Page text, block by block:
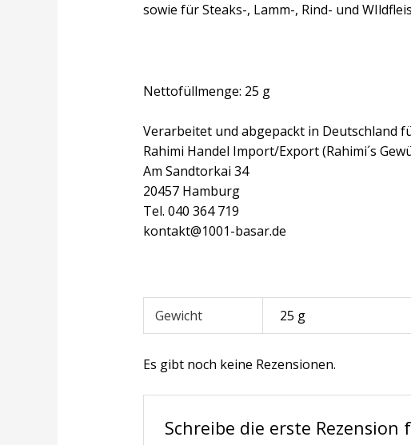
sowie für Steaks-, Lamm-, Rind- und
Nettofüllmenge: 25 g
Verarbeitet und abgepackt in Deutschland
Rahimi Handel Import/Export (Rahimi´s
Am Sandtorkai 34
20457 Hamburg
Tel. 040 364 719
kontakt@1001-basar.de
Gewicht 25 g
Es gibt noch keine Rezensionen.
Schreibe die erste Rezension